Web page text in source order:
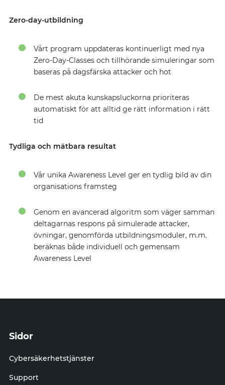
Zero-day-utbildning
Vårt program uppdateras kontinuerligt med nya
Zero-Day-Classes och tillhörande simuleringar som
baseras på dagsfärska attacker och hot
De mest akuta kunskapsluckorna prioriteras
automatiskt för att alltid ge rätt information i rätt
tid
Tydliga och mätbara resultat
Vår unika Awareness Level ger en tydlig bild av din
organisations framsteg
Genom en avancerad algoritm som väger samman
deltagarnas respons på simulerade attacker,
övningar, genomförda utbildningsmoduler, m.m.
beräknas både individuell och gemensam
Awareness Level
Sidor
Cybersäkerhetstjänster
Support